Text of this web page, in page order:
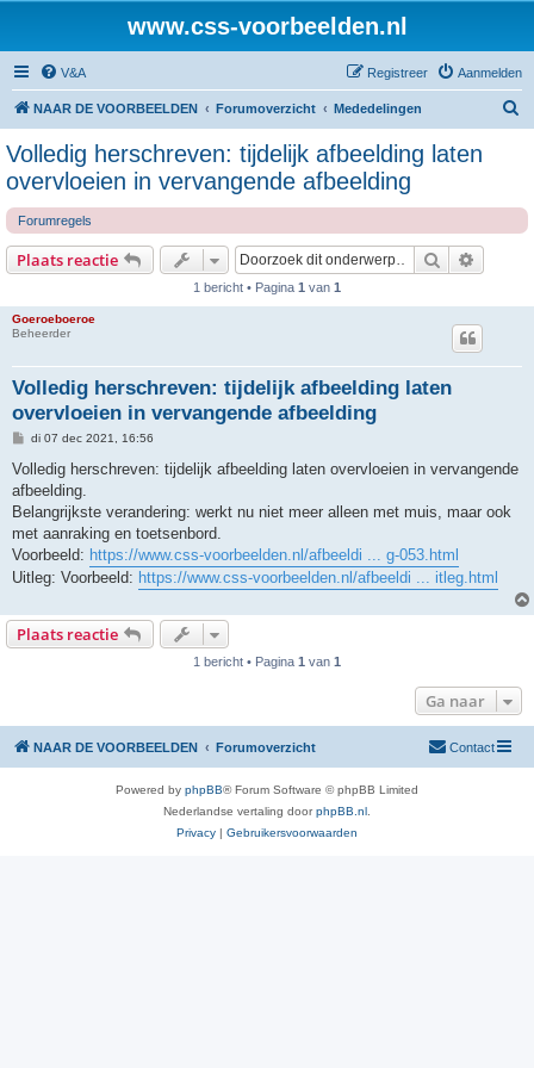
www.css-voorbeelden.nl
V&A Aanmelden
Registreer
NAAR DE VOORBEELDEN Forumoverzicht Mededelingen
Volledig herschreven: tijdelijk afbeelding laten
overvloeien in vervangende afbeelding
Forumregels
Plaats reactie Zoek
1 bericht • Pagina 1 van 1
Goeroeboeroe
Beheerder
Volledig herschreven: tijdelijk afbeelding laten
overvloeien in vervangende afbeelding
B
r
c
h
di 07 dec 2021, 16:56
Volledig herschreven: tijdelijk afbeelding laten overvloeien in vervangende
afbeelding.
Belangrijkste verandering: werkt nu niet meer alleen met muis, maar ook
met aanraking en toetsenbord.
Voorbeeld: https://www.css-voorbeelden.nl/afbeeldi ... g-053.html
Uitleg: Voorbeeld: https://www.css-voorbeelden.nl/afbeeldi ... itleg.html
Plaats reactie
1 bericht • Pagina 1 van 1
Ga naar
NAAR DE VOORBEELDEN Forumoverzicht Contact
Powered by phpBB® Forum Software © phpBB Limited
Nederlandse vertaling doorphpBB.nl
Privacy | Gebruikersvoorwaarden